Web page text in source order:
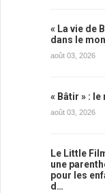
« La vie de
dans le
août 03, 2026
« Bâtir » :
août 03, 2026
Le Little
une
pour les
d…